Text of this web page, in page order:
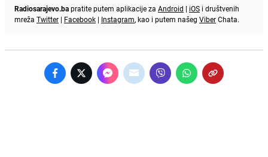
Radiosarajevo.bapratite putem aplikacije za Android | iOS i društvenih
mreža Twitter | Facebook | Instagram, kao i putem našeg ViberChata.